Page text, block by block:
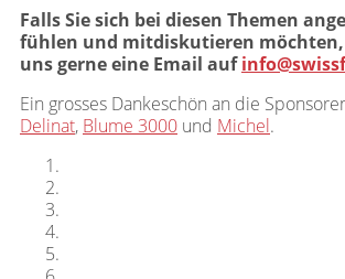
Falls Sie sich bei diesen Themen
fühlen und mitdiskutieren möchten,
uns gerne eine Email auf
Ein grosses Dankeschön an die
Delinat, Blume 3000 und Michel.